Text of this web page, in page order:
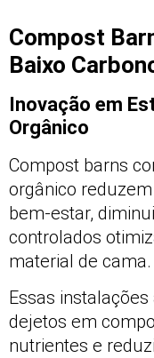
Compost
Baixo
Inovação em
Orgânico
Compost barns
orgânico
bem-estar,
controlados
material de cama.
Essas
dejetos em
nutrientes e